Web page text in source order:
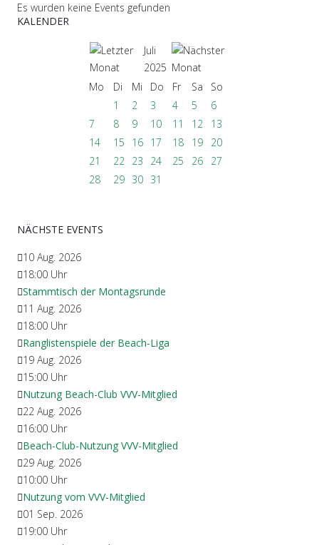
Es wurden keine Events gefunden
KALENDER
Juli
2025
Mo
Di Mi Do Fr Sa
So
1
2 3 4 5
6
7
8 9 10 11 12
13
14
15 16 17 18 19
20
21
22 23 24 25 26
27
28
29 30 31
NÄCHSTE EVENTS
10 Aug. 2026
18:00 Uhr
Stammtisch der Montagsrunde
11 Aug. 2026
18:00 Uhr
Ranglistenspiele der Beach-Liga
19 Aug. 2026
15:00 Uhr
Nutzung Beach-Club VVV-Mitglied
22 Aug. 2026
16:00 Uhr
Beach-Club-Nutzung VVV-Mitglied
29 Aug. 2026
10:00 Uhr
Nutzung vom VVV-Mitglied
01 Sep. 2026
19:00 Uhr